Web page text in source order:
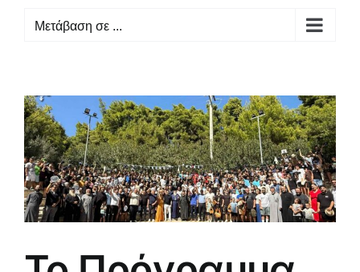
Μετάβαση σε ...